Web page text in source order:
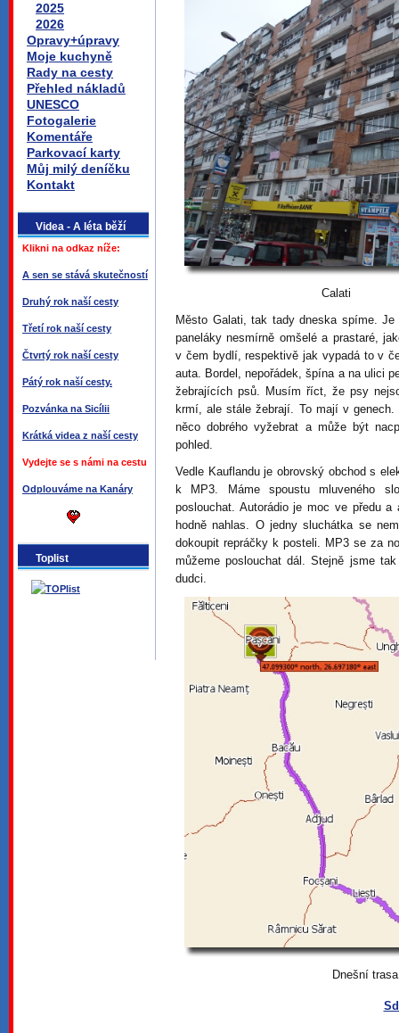
2025
2026
Opravy+úpravy
Moje kuchyně
Rady na cesty
Přehled nákladů
UNESCO
Fotogalerie
Komentáře
Parkovací karty
Můj milý deníčku
Kontakt
Videa - A léta běží
Klikni na odkaz níže:
A sen se stává skutečností
Druhý rok naší cesty
Třetí rok naší cesty
Čtvrtý rok naší cesty
Pátý rok naší cesty.
Pozvánka na Sicílii
Krátká videa z naší cesty
Vydejte se s námi na cestu
Odplouváme na Kanáry
Toplist
Calati
Město Galati, tak tady dneska spíme.
paneláky nesmírně omšelé a prastaré,
v čem bydlí, respektivě jak vypadá to v
auta. Bordel, nepořádek, špína a na ulici
žebrajících psů. Musím říct, že psy
krmí, ale stále žebrají. To mají v
něco dobrého vyžebrat a může být
pohled.
Vedle Kauflandu je obrovský obchod s
k MP3. Máme spoustu mluveného
poslouchat. Autorádio je moc ve předu
hodně nahlas. O jedny sluchátka se
dokoupit repráčky k posteli. MP3 se za
můžeme poslouchat dál. Stejně jsme
dudci.
Dnešní trasa je